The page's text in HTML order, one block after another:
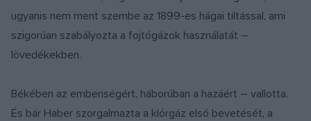
ugyanis nem ment szembe az 1899-es hágai tiltással, ami
szigorúan szabályozta a fojtógázok használatát –
lövedékekben.
Békében az emberiségért, háborúban a hazáért – vallotta.
És bár Haber szorgalmazta a klórgáz első bevetését, a